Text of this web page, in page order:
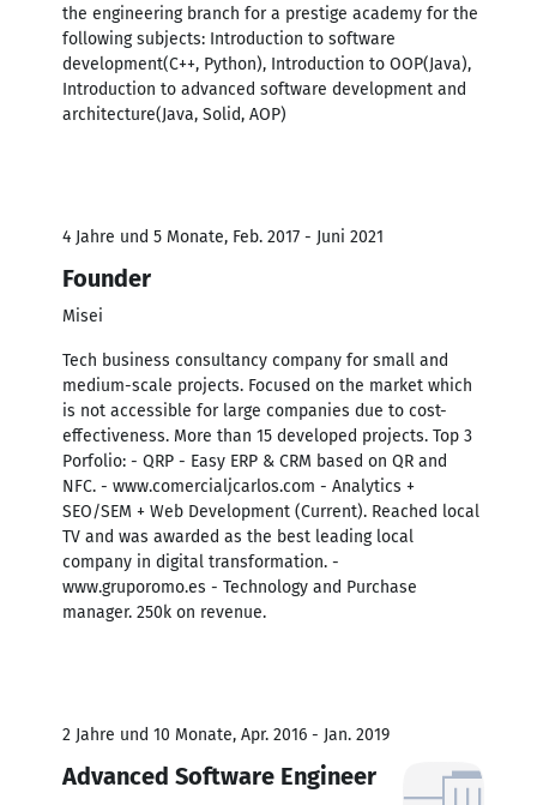
the engineering branch for a prestige academy for the
following subjects: Introduction to software
development(C++, Python), Introduction to OOP(Java),
Introduction to advanced software development and
architecture(Java, Solid, AOP)
4 Jahre und 5 Monate, Feb. 2017 - Juni 2021
Founder
Misei
Tech business consultancy company for small and
medium-scale projects. Focused on the market which
is not accessible for large companies due to cost-
effectiveness. More than 15 developed projects. Top 3
Porfolio: - QRP - Easy ERP & CRM based on QR and
NFC. - www.comercialjcarlos.com - Analytics +
SEO/SEM + Web Development (Current). Reached local
TV and was awarded as the best leading local
company in digital transformation. -
www.gruporomo.es - Technology and Purchase
manager. 250k on revenue.
2 Jahre und 10 Monate, Apr. 2016 - Jan. 2019
Advanced Software Engineer